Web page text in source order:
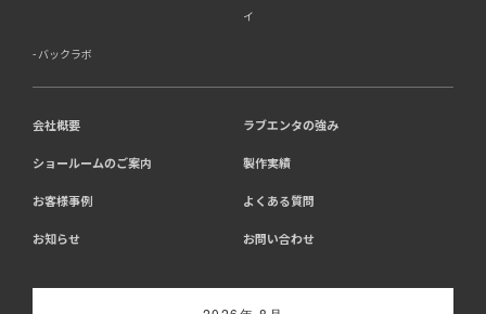
イ
バックラボ
会社概要 ラブエンタの強み
ショールームのご案内 製作実績
お客様事例 よくある質問
お知らせ お問い合わせ